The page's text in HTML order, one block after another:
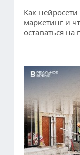
Как
маркетинг и
оставаться